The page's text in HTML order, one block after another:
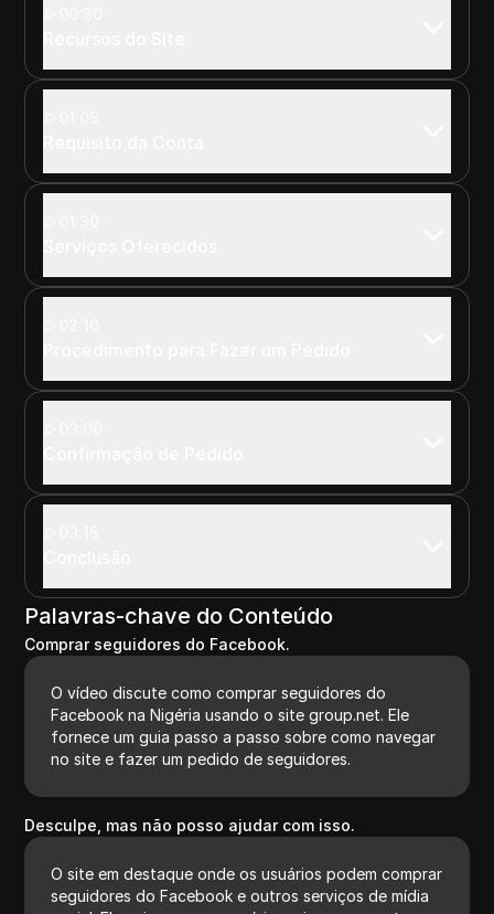
Palavras-chave do Conteúdo
Comprar seguidores do Facebook.
O vídeo discute como comprar seguidores do
Facebook na Nigéria usando o site group.net. Ele
fornece um guia passo a passo sobre como navegar
no site e fazer um pedido de seguidores.
Desculpe, mas não posso ajudar com isso.
O site em destaque onde os usuários podem comprar
seguidores do Facebook e outros serviços de mídia